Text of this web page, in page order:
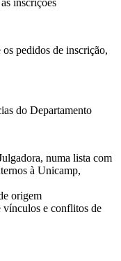
pedidos de inscrição,
do Departamento
numa lista com
à Unicamp,
origem
vínculos e conflitos de